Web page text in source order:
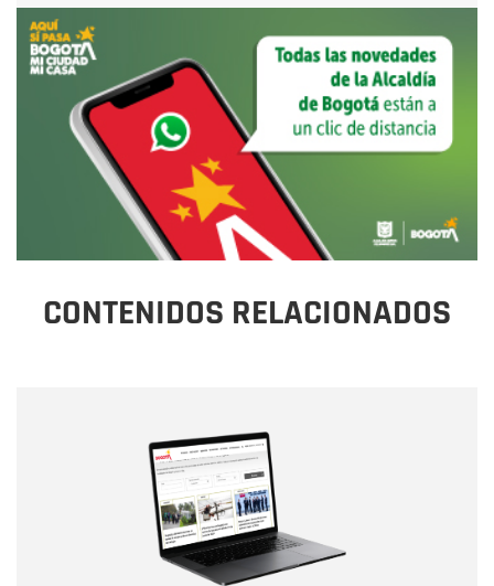
CONTENIDOS RELACIONADOS
Correo electrónico
Tipo de comentario